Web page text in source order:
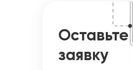
Оставьте
заявку